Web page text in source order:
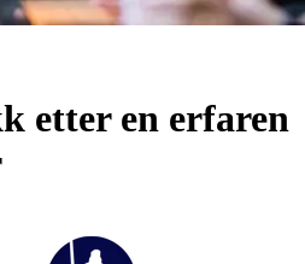
etter en erfaren